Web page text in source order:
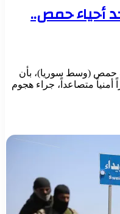
أحياء حمص..
حمص (وسط سوريا)، بأن
متصاعداً، جراء هجوم